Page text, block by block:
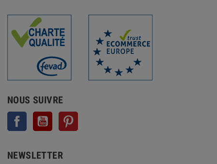
NOUS SUIVRE
Facebook YouTube
NEWSLETTER